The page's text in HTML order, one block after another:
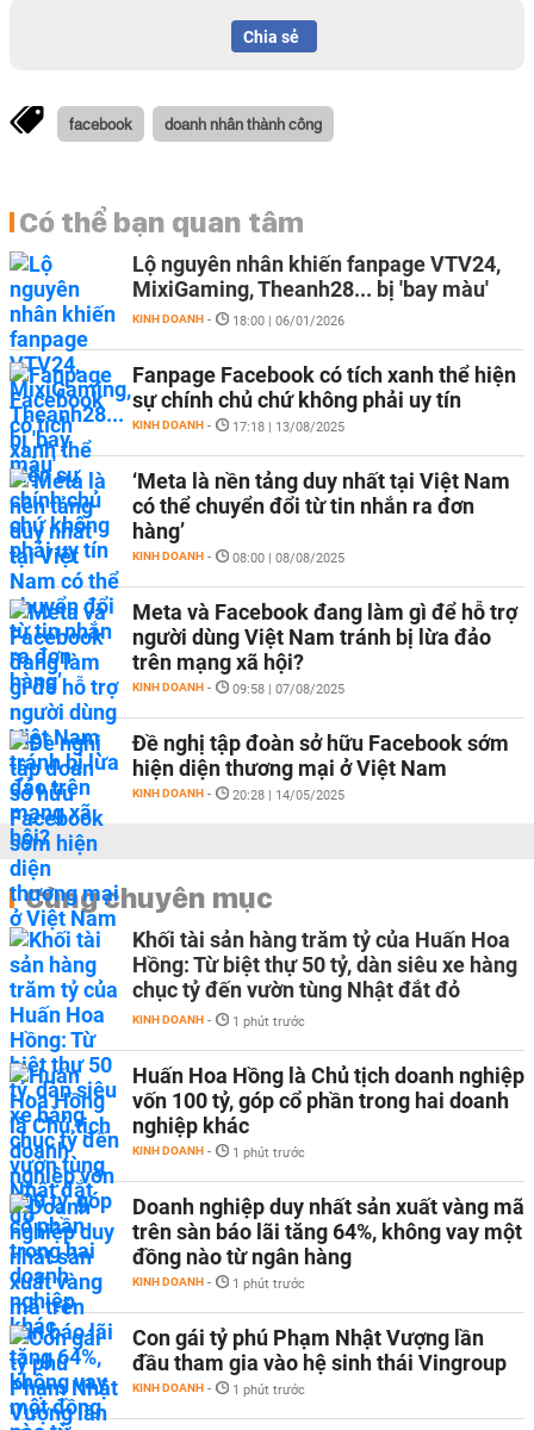
Chia sẻ
facebook doanh nhân thành công
Có thể bạn quan tâm
Lộ nguyên nhân khiến fanpage VTV24,
MixiGaming, Theanh28... bị 'bay màu'
KINH DOANH - 18:00 | 06/01/2026
Fanpage Facebook có tích xanh thể hiện
sự chính chủ chứ không phải uy tín
KINH DOANH - 17:18 | 13/08/2025
‘Meta là nền tảng duy nhất tại Việt Nam
có thể chuyển đổi từ tin nhắn ra đơn
hàng’
KINH DOANH - 08:00 | 08/08/2025
Meta và Facebook đang làm gì để hỗ trợ
người dùng Việt Nam tránh bị lừa đảo
trên mạng xã hội?
KINH DOANH - 09:58 | 07/08/2025
Đề nghị tập đoàn sở hữu Facebook sớm
hiện diện thương mại ở Việt Nam
KINH DOANH - 20:28 | 14/05/2025
Cùng chuyên mục
Khối tài sản hàng trăm tỷ của Huấn Hoa
Hồng: Từ biệt thự 50 tỷ, dàn siêu xe hàng
chục tỷ đến vườn tùng Nhật đắt đỏ
KINH DOANH - 1 phút trước
Huấn Hoa Hồng là Chủ tịch doanh nghiệp
vốn 100 tỷ, góp cổ phần trong hai doanh
nghiệp khác
KINH DOANH - 1 phút trước
Doanh nghiệp duy nhất sản xuất vàng mã
trên sàn báo lãi tăng 64%, không vay một
đồng nào từ ngân hàng
KINH DOANH - 1 phút trước
Con gái tỷ phú Phạm Nhật Vượng lần
đầu tham gia vào hệ sinh thái Vingroup
KINH DOANH - 1 phút trước